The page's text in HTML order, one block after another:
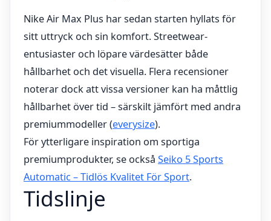
Nike Air Max Plus har sedan starten hyllats för
sitt uttryck och sin komfort. Streetwear-
entusiaster och löpare värdesätter både
hållbarhet och det visuella. Flera recensioner
noterar dock att vissa versioner kan ha måttlig
hållbarhet över tid – särskilt jämfört med andra
premiummodeller (everysize).
För ytterligare inspiration om sportiga
premiumprodukter, se också Seiko 5 Sports
Automatic – Tidlös Kvalitet För Sport.
Tidslinje